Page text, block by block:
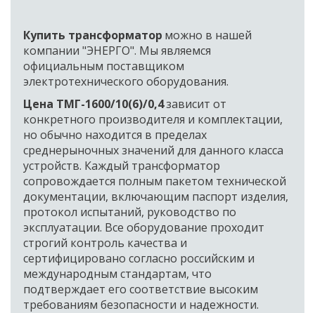
Купить трансформатор можно в нашей
компании "ЭНЕРГО". Мы являемся
официальным поставщиком
электротехнического оборудования.
Цена ТМГ-1600/10(6)/0,4 зависит от
конкретного производителя и комплектации,
но обычно находится в пределах
среднерыночных значений для данного класса
устройств. Каждый трансформатор
сопровождается полным пакетом технической
документации, включающим паспорт изделия,
протокол испытаний, руководство по
эксплуатации. Все оборудование проходит
строгий контроль качества и
сертифицировано согласно российским и
международным стандартам, что
подтверждает его соответствие высоким
требованиям безопасности и надежности.